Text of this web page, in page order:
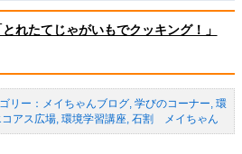
れたてじゃがいもでクッキング！」
メイちゃんブログ, 学びのコーナー, 環
アス広場, 環境学習講座, 石割 メイちゃん